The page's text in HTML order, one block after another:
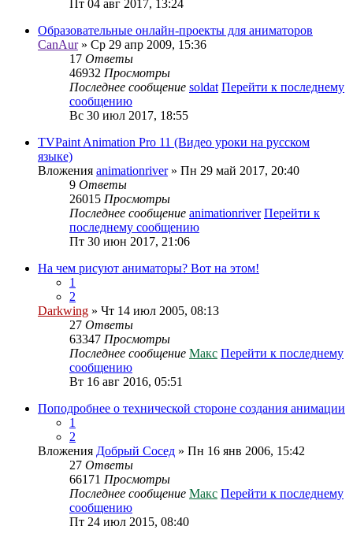
Пт 04 авг 2017, 13:24
Образовательные онлайн-проекты для аниматоров
CanAur» Ср 29 апр 2009, 15:36
17 Ответы
46932 Просмотры
Последнее сообщение soldat Перейти к последнему
сообщению
Вс 30 июл 2017, 18:55
TVPaint Animation Pro 11 (Видео уроки на русском
языке)
Вложения animationriver» Пн 29 май 2017, 20:40
9 Ответы
26015 Просмотры
Последнее сообщение animationriver Перейти к
последнему сообщению
Пт 30 июн 2017, 21:06
На чем рисуют аниматоры? Вот на этом!
1
2
Darkwing » Чт 14 июл 2005, 08:13
27 Ответы
63347 Просмотры
Последнее сообщение Макс Перейти к последнему
сообщению
Вт 16 авг 2016, 05:51
Поподробнее о технической стороне создания анимации
1
2
Вложения Добрый Сосед » Пн 16 янв 2006, 15:42
27 Ответы
66171 Просмотры
Последнее сообщение Макс Перейти к последнему
сообщению
Пт 24 июл 2015, 08:40